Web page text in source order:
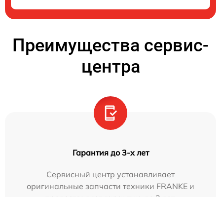
Преимущества сервис-
центра
Гарантия до 3-х лет
Сервисный центр устанавливает
оригинальные запчасти техники FRANKE и